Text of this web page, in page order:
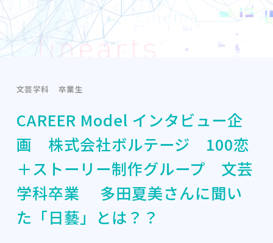
文芸学科 卒業生
CAREER Model インタビュー企
画 株式会社ボルテージ 100恋
＋ストーリー制作グループ 文芸
学科卒業 多田夏美さんに聞い
た「日藝」とは？？